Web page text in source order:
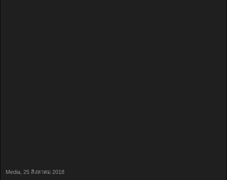
Media 25 สิงหาคม 2018